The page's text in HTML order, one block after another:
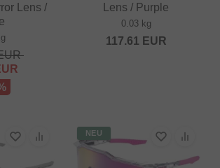
Lens /
Lens / Purple
0.03 kg
117.61 EUR
NEU